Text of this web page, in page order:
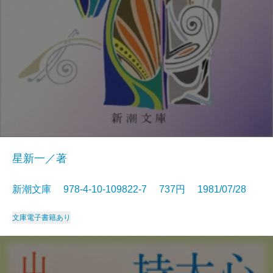
星新一／著
新潮文庫 978-4-10-109822-7 737円 1981/07/28
文庫電子書籍あり